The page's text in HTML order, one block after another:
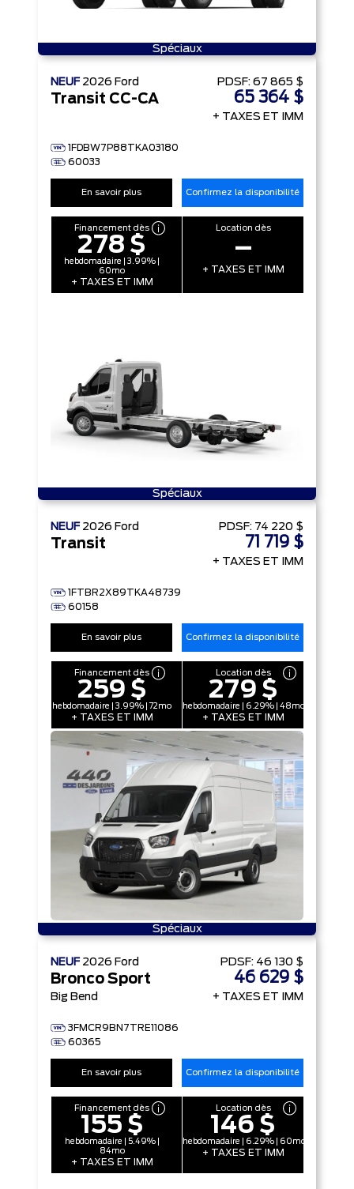
Spéciaux
NEUF 2026 Ford
Transit CC-CA
1FDBW7P88TKA03180
60033
PDSF: 67 865 $
65 364 $
+ TAXES ET IMM
En savoir plus Confirmez la disponibilité
Financement dès
278 $
hebdomadaire | 3.99% |
60mo
+ TAXES ET IMM
Location dès
–
+ TAXES ET IMM
Spéciaux
NEUF 2026 Ford
Transit
1FTBR2X89TKA48739
60158
PDSF: 74 220 $
71 719 $
+ TAXES ET IMM
En savoir plus Confirmez la disponibilité
Financement dès
259 $
hebdomadaire | 3.99% | 72mo
+ TAXES ET IMM
Location dès
279 $
hebdomadaire | 6.29% | 48mo
+ TAXES ET IMM
Spéciaux
NEUF 2026 Ford
Bronco Sport
Big Bend
3FMCR9BN7TRE11086
60365
PDSF: 46 130 $
46 629 $
+ TAXES ET IMM
En savoir plus Confirmez la disponibilité
Financement dès
155 $
hebdomadaire | 5.49% |
84mo
+ TAXES ET IMM
Location dès
146 $
hebdomadaire | 6.29% | 60mo
+ TAXES ET IMM